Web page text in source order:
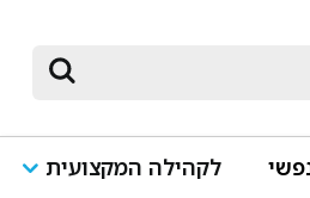
לקהילה המקצועית